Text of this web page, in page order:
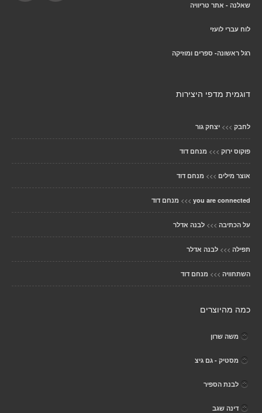
שאלנה - אתר טריוויה
לוח עברי לועזי
רגל ראשונה- ספרים ומוזיקה
דוגמית מדפי היצירות
לחבק >>> יצחק גור
פוקוס ירוק >>> מנחם דוד
אוצר מילים >>> מנחם דוד
you are connected
>>> מנחם דוד
על הכתיבה >>> לבנה אדלר
תפילה >>> לבנה אדלר
השתחוויה >>> מנחם דוד
כמה מהיוצרים
משה שרון
מסטיק - גם גיצ
לבנת הספיר
דינה שגב